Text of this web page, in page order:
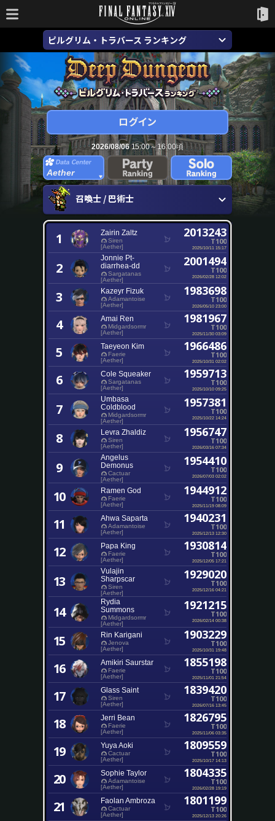
ピルグリム・トラバース ランキング
2026/08/0615:00～16:00頃
Aether
召喚士 / 巴術士
1 Zairin Zaltz
Siren
[Aether]
2013243
T100
2025/10/11 15:17
2
Jonnie Pt-
diarrhea-dd
Sargatanas
[Aether]
2001494
T100
2026/02/28 12:02
3 Kazeyr Fizuk
Adamantoise
[Aether]
1983698
T100
2026/05/10 23:00
4 Amai Ren
Midgardsormr
[Aether]
1981967
T100
2025/11/30 03:09
5 Taeyeon Kim
Faerie
[Aether]
1966486
T100
2025/10/31 02:02
6 Cole Squeaker
Sargatanas
[Aether]
1959713
T100
2025/10/10 09:25
7
Umbasa
Coldblood
Midgardsormr
[Aether]
1957381
T100
2025/10/22 14:24
8 Levra Zhaldiz
Siren
[Aether]
1956747
T100
2026/03/16 07:34
9
Angelus
Demonus
Cactuar
[Aether]
1954410
T100
2026/07/03 02:02
10 Ramen God
Faerie
[Aether]
1944912
T100
2025/11/19 08:09
11 Ahwa Saparta
Adamantoise
[Aether]
1940231
T100
2025/12/13 12:30
12 Papa King
Faerie
[Aether]
1930814
T100
2025/12/05 17:21
13
Vulajin
Sharpscar
Siren
[Aether]
1929020
T100
2025/12/16 04:21
14
Rydia
Summons
Midgardsormr
[Aether]
1921215
T100
2026/02/14 00:38
15 Rin Karigani
Jenova
[Aether]
1903229
T100
2025/10/31 19:48
16 Amikiri Saurstar
Faerie
[Aether]
1855198
T100
2025/11/01 21:54
17 Glass Saint
Siren
[Aether]
1839420
T100
2026/07/16 13:45
18 Jerri Bean
Faerie
[Aether]
1826795
T100
2025/11/06 03:35
19 Yuya Aoki
Cactuar
[Aether]
1809559
T100
2025/10/17 14:13
20 Sophie Taylor
Adamantoise
[Aether]
1804335
T100
2026/02/28 19:19
21 Faolan Ambroza
Cactuar
[Aether]
1801199
T100
2025/12/13 20:26